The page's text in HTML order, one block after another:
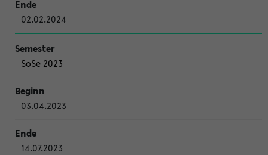
02.02.2024
SoSe 2023
03.04.2023
14.07.2023